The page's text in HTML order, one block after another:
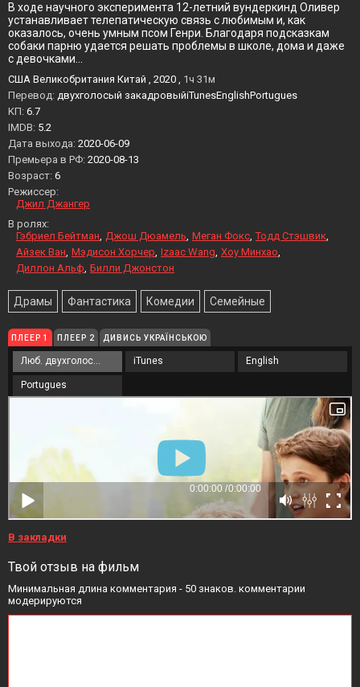
В ходе научного эксперимента 12-летний вундеркинд Оливер
устанавливает телепатическую связь с любимым и, как
оказалось, очень умным псом Генри. Благодаря подсказкам
собаки парню удается решать проблемы в школе, дома и даже
с девочками…
США Великобритания Китай , 2020 , 1ч 31м
Перевод: двухголосый закадровыйiTunesEnglishPortugues
KП: 6.7
IMDB: 5.2
Дата выхода: 2020-06-09
Премьера в РФ: 2020-08-13
Возраст: 6
Режиссер:
Джил Джангер
В ролях:
Гэбриел Бейтман Джош Дюамель Меган Фокс Тодд Стэшвик
Айзек Ван Мэдисон Хорчер Izaac Wang Хоу Минхао
Диллон Альф Билли Джонстон
Драмы Фантастика Комедии Семейные
ПЛЕЕР 1 ПЛЕЕР 2 ДИВИСЬ УКРАЇНСЬКОЮ
Люб. двухголосый iTunes English
Portugues
В закладки
Твой отзыв на фильм
Минимальная длина комментария - 50 знаков. комментарии
модерируются